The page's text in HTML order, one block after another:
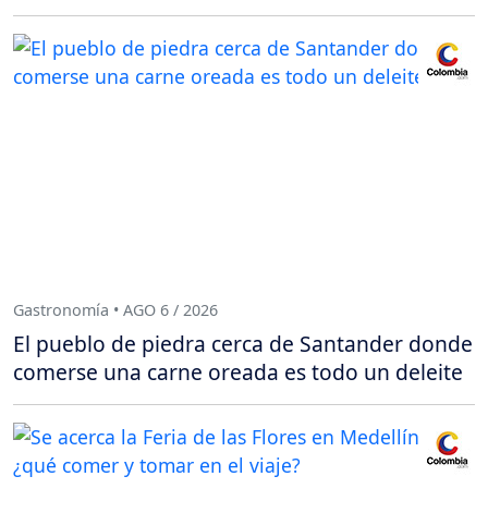
Gastronomía • AGO 6 / 2026
El pueblo de piedra cerca de Santander donde
comerse una carne oreada es todo un deleite